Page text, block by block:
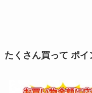
たくさん買って ポ